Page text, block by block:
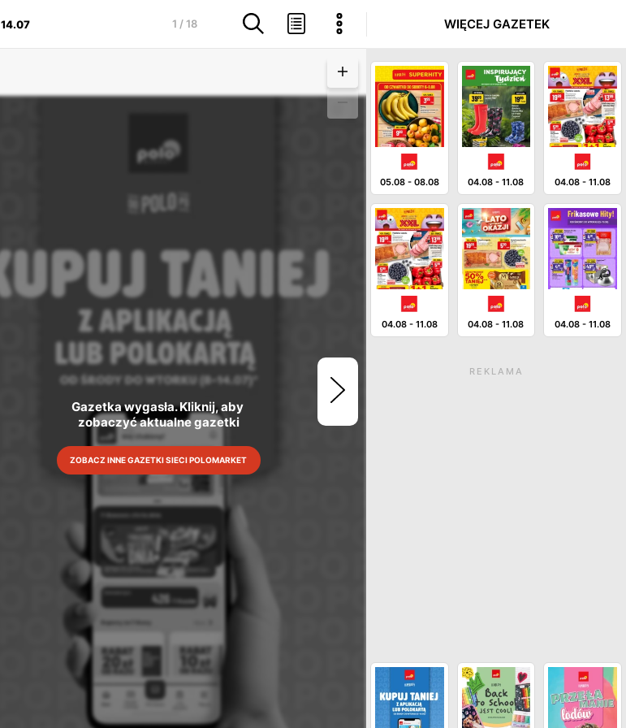
14.07 1 / 18
Gazetka wygasła. Kliknij, aby
zobaczyć aktualne gazetki
ZOBACZ INNE GAZETKI SIECI POLOMARKET
WIĘCEJ GAZETEK
05.08- 08.08 04.08 -11.08 04.08 -11.08
04.08- 11.08 04.08 -11.08 04.08 -11.08
REKLAMA